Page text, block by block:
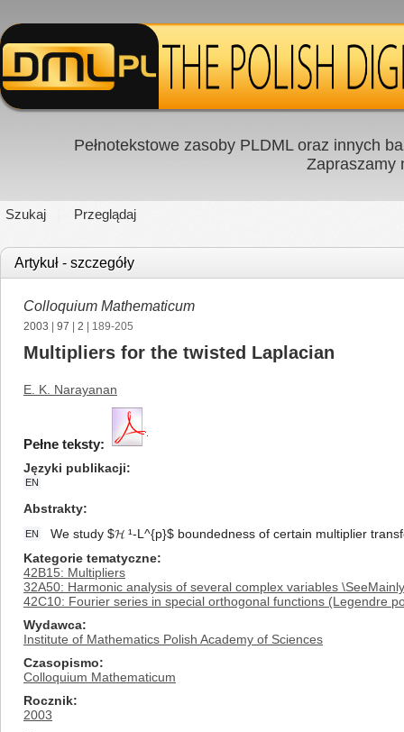
Pełnotekstowe zasoby PLDML oraz innych
Zapraszamy
Szukaj Przeglądaj
Artykuł - szczegóły
Colloquium Mathematicum
2003 97 2 | 189-205
Multipliers for the twisted Laplacian
E. K. Narayanan
Pełne teksty:
Języki publikacji
EN
Abstrakty
EN
We study $𝓗 ¹-L^{p}$ boundedness of certain multiplier
Kategorie tematyczne
42B15: Multipliers
32A50: Harmonic analysis of several complex variables
42C10: Fourier series in special orthogonal functions (Legendre
Wydawca
Institute of Mathematics Polish Academy of Sciences
Czasopismo
Colloquium Mathematicum
Rocznik
2003